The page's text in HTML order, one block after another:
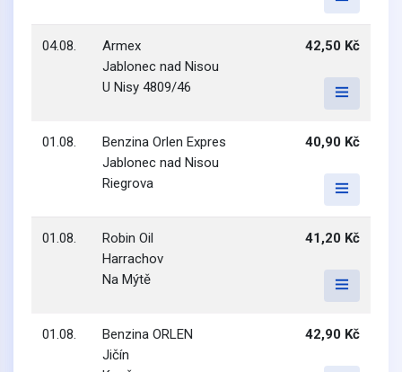
04.08.
Armex
Jablonec nad Nisou
U Nisy 4809/46
42,50 Kč
01.08.
Benzina Orlen Expres
Jablonec nad Nisou
Riegrova
40,90 Kč
01.08.
Robin Oil
Harrachov
Na Mýtě
41,20 Kč
01.08.
Benzina ORLEN
Jičín
42,90 Kč